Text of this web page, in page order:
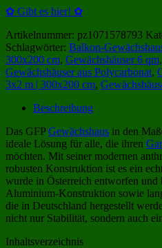
✿ Gibt es hier! ✿
Artikelnummer: pz1071578793
Schlagwörter: Balkon-
300x200 cm, Gewächshäuser 6 qm,
Gewächshäuser aus Polycarbonat,
3x2 m | 300x200 cm,
Beschreibung
Das GFP Gewächshaus in den
ideale Lösung für alle, die ihren
möchten. Mit seiner modernen
robusten Konstruktion ist es ein
wurde in Österreich entworfen und
Aluminium-Konstruktion sowie
die in Deutschland hergestellt
nicht nur Stabilität, sondern auch
Inhaltsverzeichnis